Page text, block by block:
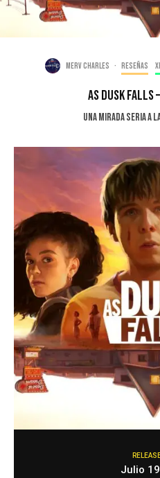
Merv Charles · Reseñas
As Dusk Falls
Una mirada seria a
Julio